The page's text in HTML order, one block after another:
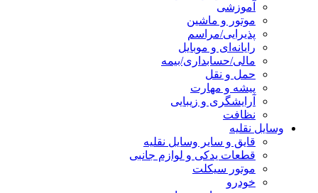
آموزشی
موتور و ماشین
پذیرایی/مراسم
رایانه‌ای و موبایل
مالی/حسابداری/بیمه
حمل و نقل
پیشه و مهارت
آرایشگری و زیبایی
نظافت
وسایل نقلیه
قایق و سایر وسایل نقلیه
قطعات یدکی و لوازم جانبی
موتور سیکلت
خودرو